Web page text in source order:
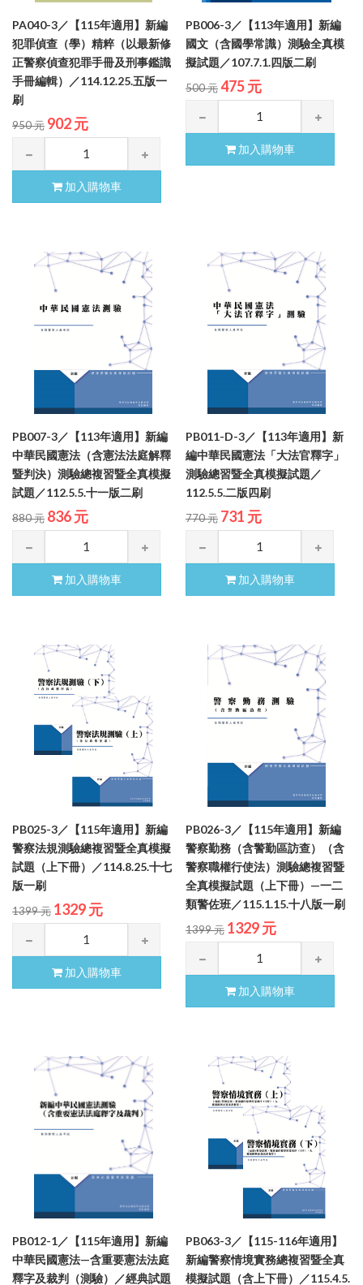
PA040-3／【115年適用】新編
犯罪偵查（學）精粹（以最新修
正警察偵查犯罪手冊及刑事鑑識
手冊編輯）／114.12.25.五版一
刷
950 元 902 元
加入購物車
PB006-3／【113年適用】新編
國文（含國學常識）測驗全真模
擬試題／107.7.1.四版二刷
500 元475 元
加入購物車
PB007-3／【113年適用】新編
中華民國憲法（含憲法法庭解釋
暨判決）測驗總複習暨全真模擬
試題／112.5.5.十一版二刷
880 元 836 元
加入購物車
PB011-D-3／【113年適用】新
編中華民國憲法「大法官釋字」
測驗總習暨全真模擬試題／
112.5.5.二版四刷
770 元 731 元
加入購物車
PB025-3／【115年適用】新編
警察法規測驗總複習暨全真模擬
試題（上下冊）／114.8.25.十七
版一刷
1399 元 1329 元
加入購物車
PB026-3／【115年適用】新編
警察勤務（含警勤區訪查）（含
警察職權行使法）測驗總複習暨
全真模擬試題（上下冊）—一二
類警佐班／115.1.15.十八版一刷
1399 元 1329 元
加入購物車
PB012-1／【115年適用】新編
中華民國憲法—含重要憲法法庭
釋字及裁判（測驗）／經典試題
PB063-3／【115-116年適用】
新編警察情境實務總複習暨全真
模擬試題（含上下冊）／115.4.5.